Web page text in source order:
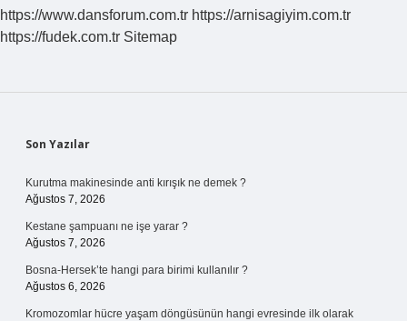
https://www.dansforum.com.tr https://arnisagiyim.com.tr
https://fudek.com.tr Sitemap
Sidebar
Son Yazılar
Kurutma makinesinde anti kırışık ne demek ?
Ağustos 7, 2026
Kestane şampuanı ne işe yarar ?
Ağustos 7, 2026
Bosna-Hersek’te hangi para birimi kullanılır ?
Ağustos 6, 2026
Kromozomlar hücre yaşam döngüsünün hangi evresinde ilk olarak